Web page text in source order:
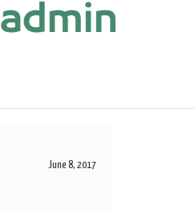
admin
June 8, 2017